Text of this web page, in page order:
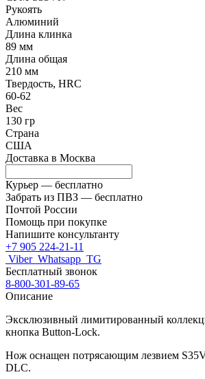
Рукоять
Алюминий
Длина клинка
89 мм
Длина общая
210 мм
Твердость, HRC
60-62
Вес
130 гр
Страна
США
Доставка в Москва
Курьер — бесплатно
Забрать из ПВЗ — бесплатно
Почтой России
Помощь при покупке
Напишите консультанту
+7 905 224-21-11
Viber Whatsapp TG
Бесплатный звонок
8-800-301-89-65
Описание
Эксклюзивный лимитированный
кнопка Button-Lock.
Нож оснащен потрясающим лезвием
DLC.